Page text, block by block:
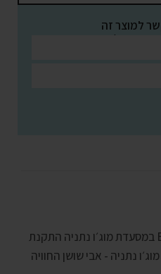
למוצר זה
יחזרו אליכם בהקדם